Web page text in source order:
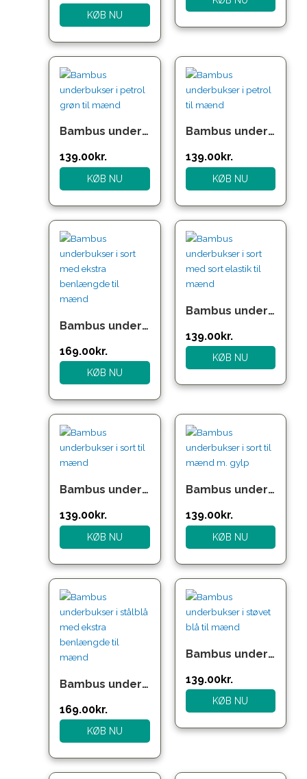
KØB NU
Bambus underbukser i petrol grøn til mænd
139.00kr.
KØB NU
Bambus underbukser i petrol til mænd
139.00kr.
KØB NU
Bambus underbukser i sort med ekstra benlængde til mænd
169.00kr.
KØB NU
Bambus underbukser i sort med sort elastik til mænd
139.00kr.
KØB NU
Bambus underbukser i sort til mænd
139.00kr.
KØB NU
Bambus underbukser i sort til mænd m. gylp
139.00kr.
KØB NU
Bambus underbukser i stålblå med ekstra benlængde til mænd
169.00kr.
KØB NU
Bambus underbukser i støvet blå til mænd
139.00kr.
KØB NU